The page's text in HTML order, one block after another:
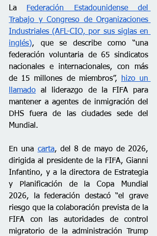
La
Federación Estadounidense del
Trabajo y Congreso de Organizaciones
Industriales (AFL-CIO, por sus siglas en
inglés), que se describe como “una
federación voluntaria de 65 sindicatos
nacionales e internacionales, con más
de 15 millones de miembros”,
hizo un
llamado al liderazgo de la FIFA para
mantener a agentes de inmigración del
DHS fuera de las ciudades sede del
Mundial.
En una carta, del 8 de mayo de 2026,
dirigida al presidente de la FIFA, Gianni
Infantino, y a la directora de Estrategia
y Planificación de la Copa Mundial
2026, la federación destacó “el grave
riesgo que la colaboración prevista de la
FIFA con las autoridades de control
migratorio de la administración Trump